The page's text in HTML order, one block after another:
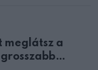
meglátsz a